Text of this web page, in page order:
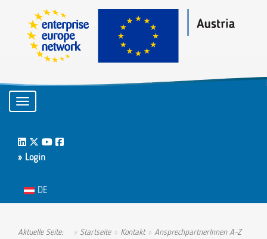
Toggle navigation
LinkedIn
Twitter
Youtube
Facebook
» Login
Sprache auswählen
DE
Aktuelle Seite: Startseite Kontakt AnsprechpartnerInnen A-Z